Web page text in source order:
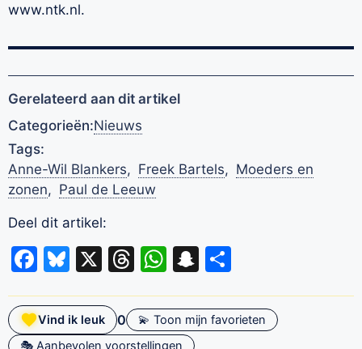
www.ntk.nl.
Gerelateerd aan dit artikel
Categorieën:Nieuws
Tags:
Anne-Wil Blankers, Freek Bartels, Moeders en
zonen, Paul de Leeuw
Deel dit artikel:
Facebook
Bluesky
X Threads
WhatsApp
Snapchat
Vind ik leuk 0
💫 Toon mijn favorieten
🎭 Aanbevolen voorstellingen